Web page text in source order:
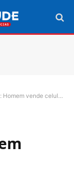
encontrou na praia e terá que indenizar proprietário